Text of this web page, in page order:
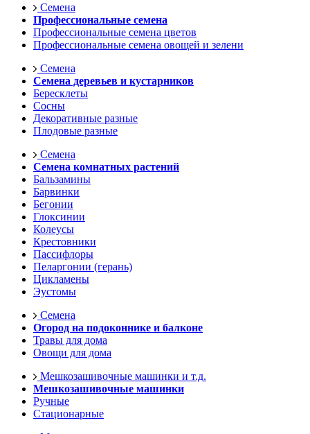
Семена
Профессиональные семена
Профессиональные семена цветов
Профессиональные семена овощей и зелени
Семена
Семена деревьев и кустарников
Бересклеты
Сосны
Декоративные разные
Плодовые разные
Семена
Семена комнатных растений
Бальзамины
Барвинки
Бегонии
Глоксинии
Колеусы
Крестовники
Пассифлоры
Пеларгонии (герань)
Цикламены
Эустомы
Семена
Огород на подоконнике и балконе
Травы для дома
Овощи для дома
Мешкозашивочные машинки и т.д.
Мешкозашивочные машинки
Ручные
Стационарные